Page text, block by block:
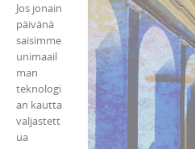
Jos jonain
päivänä
saisimme
unimaail
man
teknologi
an kautta
valjastett
ua